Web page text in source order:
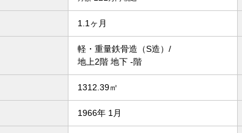
1.1ヶ月
軽・重量鉄骨造（S造）/
地上2階 地下 -階
1312.39㎡
1966年 1月